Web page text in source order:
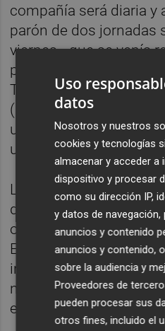
compañía será diaria y
parón de dos jornadas
viernes-- que se venía
pasado 27 de febrero.
Transportes, Movilidad
(Mitma) ha fijado los
un 90% para los vuelos
un 65% para los vuelos
Los trabajadores han
de junio para dar
objetivo de reclamar
El sindicato de pilotos
inmovilismo" de la
negociaciones del
empujado a dar este
Uso
datos
Nosotros y nuestros
cookies y tecnologías
almacenar y acceder a
dispositivo y procesar
como su dirección IP,
y datos de
anuncios y contenido
anuncios y contenido,
sobre la audiencia y
Proveedores de
pueden procesar sus
otros fines, incluido el